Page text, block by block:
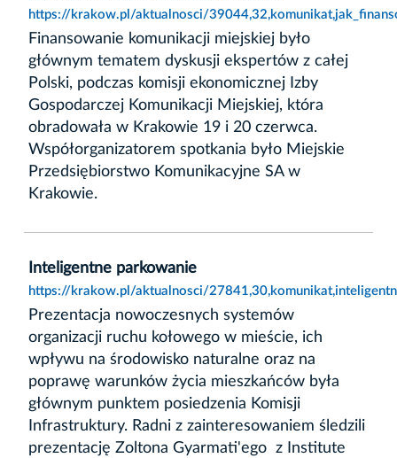
https://krakow.pl/aktualnosci/
Finansowanie komunikacji miejskiej było
głównym tematem dyskusji ekspertów z całej
Polski, podczas komisji ekonomicznej Izby
Gospodarczej Komunikacji Miejskiej, która
obradowała w Krakowie 19 i 20 czerwca.
Współorganizatorem spotkania było Miejskie
Przedsiębiorstwo Komunikacyjne SA w
Krakowie.
Inteligentne parkowanie
https://krakow.pl/aktualnosci/
Prezentacja nowoczesnych systemów
organizacji ruchu kołowego w mieście, ich
wpływu na środowisko naturalne oraz na
poprawę warunków życia mieszkańców była
głównym punktem posiedzenia Komisji
Infrastruktury. Radni z zainteresowaniem śledzili
prezentację Zoltona Gyarmati'ego z Institute